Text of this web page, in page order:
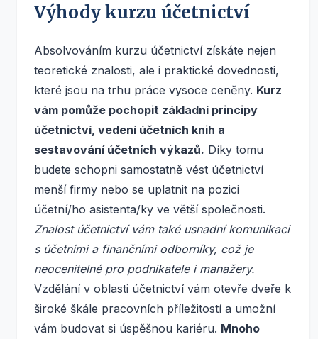
Výhody kurzu účetnictví
Absolvováním kurzu účetnictví získáte nejen
teoretické znalosti, ale i praktické dovednosti,
které jsou na trhu práce vysoce ceněny. Kurz
vám pomůže pochopit základní principy
účetnictví, vedení účetních knih a
sestavování účetních výkazů. Díky tomu
budete schopni samostatně vést účetnictví
menší firmy nebo se uplatnit na pozici
účetní/ho asistenta/ky ve větší společnosti.
Znalost účetnictví vám také usnadní komunikaci
s účetními a finančními odborníky, což je
neocenitelné pro podnikatele i manažery.
Vzdělání v oblasti účetnictví vám otevře dveře k
široké škále pracovních příležitostí a umožní
vám budovat si úspěšnou kariéru. Mnoho